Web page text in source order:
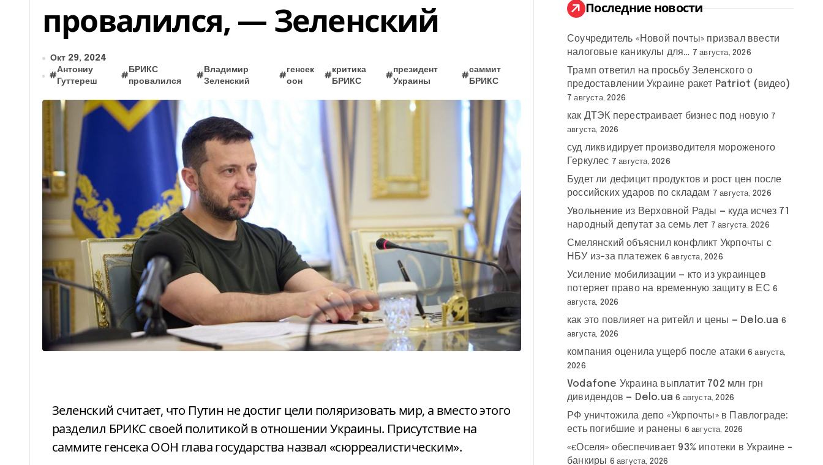
провалился, — Зеленский
Окт 29, 2024
#
Антониу
Гуттереш
#
БРИКС
провалился
#
Владимир
Зеленский
#
генсек
оон
#
критика
БРИКС
#
президент
Украины
#
саммит
БРИКС
Зеленский считает, что Путин не достиг цели поляризовать мир, а вместо этого
разделил БРИКС своей политикой в отношении Украины. Присутствие на
саммите генсека ООН глава государства назвал «сюрреалистическим».
:
Последние новости
Соучредитель «Новой почты» призвал ввести
налоговые каникулы для… 7 августа, 2026
Трамп ответил на просьбу Зеленского о
предоставлении Украине ракет Patriot (видео)
7 августа, 2026
как ДТЭК перестраивает бизнес под новую 7
августа, 2026
суд ликвидирует производителя мороженого
Геркулес 7 августа, 2026
Будет ли дефицит продуктов и рост цен после
российских ударов по складам 7 августа, 2026
Увольнение из Верховной Рады — куда исчез 71
народный депутат за семь лет 7 августа, 2026
Смелянский объяснил конфликт Укрпочты с
НБУ из-за платежек 6 августа, 2026
Усиление мобилизации — кто из украинцев
потеряет право на временную защиту в ЕС 6
августа, 2026
как это повлияет на ритейл и цены — Delo.ua 6
августа, 2026
компания оценила ущерб после атаки 6 августа,
2026
Vodafone Украина выплатит 702 млн грн
дивидендов — Delo.ua 6 августа, 2026
РФ уничтожила депо «Укрпочты» в Павлограде:
есть погибшие и ранены 6 августа, 2026
«єОселя» обеспечивает 93% ипотеки в Украине –
банкиры 6 августа, 2026